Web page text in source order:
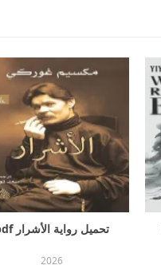
تحميل رواية الأشرار pdf
2026